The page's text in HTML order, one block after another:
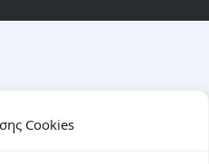
Cookies